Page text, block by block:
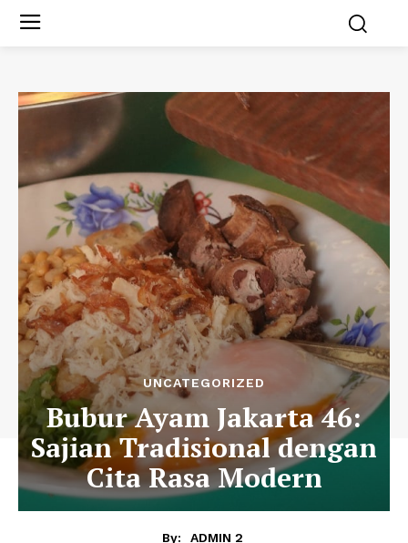
UNCATEGORIZED
Bubur Ayam Jakarta 46:
Sajian Tradisional dengan
Cita Rasa Modern
By:
ADMIN 2